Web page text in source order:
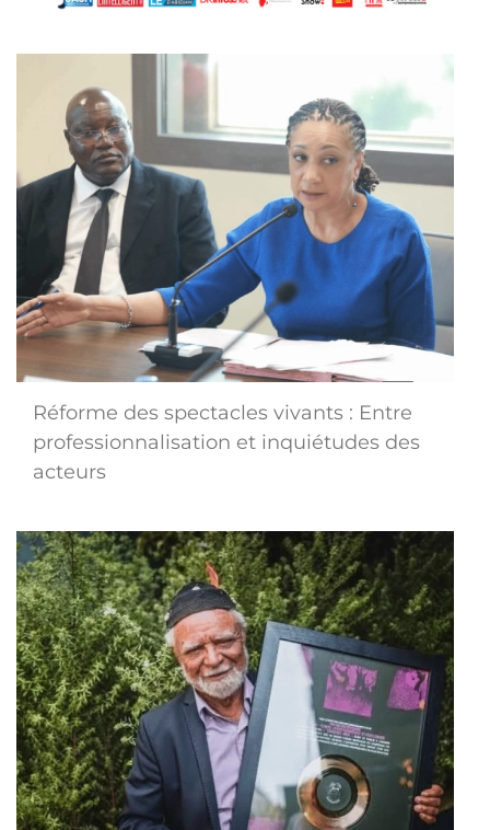
Réforme des spectacles vivants : Entre
professionnalisation et inquiétudes des
acteurs